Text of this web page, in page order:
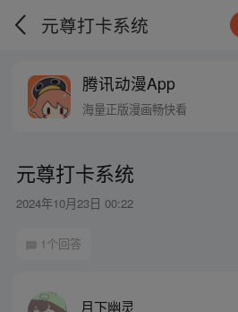
元尊打卡系统
腾讯动漫App
海量正版漫画畅快看
元尊打卡系统
2024年10月23日 00:22
1个回答
月下幽灵